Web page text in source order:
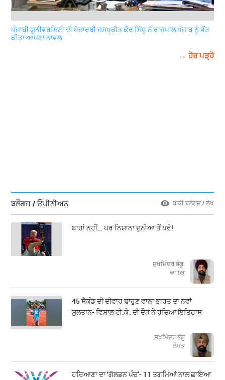
ਪੰਜਾਬੀ ਯੂਨੀਵਰਸਿਟੀ ਦੀ ਖੋਜਾਰਥੀ ਜਸਪ੍ਰੀਤ ਕੌਰ ਸਿੱਧੂ ਨੇ ਰਾਜਪਾਲ ਪੰਜਾਬ ਨੂੰ ਭੇਂਟ
ਕੀਤਾ ਆਪਣਾ ਨਾਵਲ
→ ਹੋਰ ਪੜ੍ਹੋ
ਬਲੌਗਜ਼ / ਓਪੀਨੀਅਨ ਬਾਕੀ ਬਲੌਗਜ਼ / ਲੇਖ
ਬਾਹਾਂ ਨਹੀਂ… ਪਰ ਨਿਸ਼ਾਨਾ ਦੁਨੀਆ ਤੋਂ ਪਰੇ!
ਸੁਖਮਿੰਦਰ ਭੰਗੂ
writer
45 ਸੈਕੰਡ ਦੀ ਦੀਵਾਰ ਢਾਹੁਣ ਵਾਲਾ ਭਾਰਤ ਦਾ ਨਵਾਂ
ਸੁਲਤਾਨ- ਵਿਸ਼ਾਲ ਟੀ.ਕੇ. ਦੀ ਦੌੜ ਨੇ ਰਚਿਆ ਇਤਿਹਾਸ
ਸੁਖਮਿੰਦਰ ਭੰਗੂ
ਲੇਖਕ
ਹਰਿਆਣਾ ਦਾ ‘ਗੋਲਡਨ ਪੰਚ’- 11 ਤਗਮਿਆਂ ਨਾਲ ਛਾਇਆ